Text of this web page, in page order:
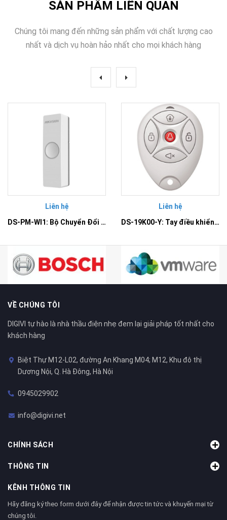
SẢN PHẨM LIÊN QUAN
Chúng tôi mang đến những sản phẩm với chất lượng cao
nhất và dịch vụ hoàn hảo nhất cho mọi khách hàng
Liên hệ
DS-PM-WI1: Bộ Chuyển Đổi Có Dây Thành Không Dây Đầu Vào
Liên hệ
DS-19K00-Y: Tay điều khiển từ xa
VỀ CHÚNG TÔI
DIGIVI tự hào là nhà thầu điện nhẹ đem lại giải pháp tốt nhất cho
khách hàng
Biệt Thự M12-L02, đường An Khang M04; M12, Khu đô thị
Dương Nội, Q. Hà Đông, Hà Nội
0945029902
info@digivi.net
CHÍNH SÁCH
THÔNG TIN
KÊNH THÔNG TIN
Hãy đăng ký theo form dưới đây để nhận được tin tức và khuyến mại từ
chúng tôi.